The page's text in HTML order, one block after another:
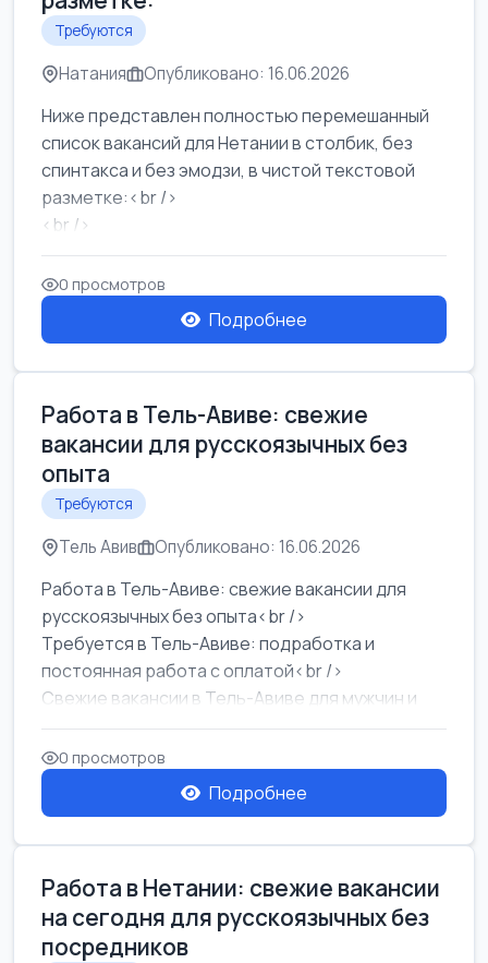
Требуются
Натания Опубликовано: 16.06.2026
Ниже представлен полностью перемешанный
список вакансий для Нетании в столбик, без
спинтакса и без эмодзи, в чистой текстовой
разметке:<br />
<br />
Работа в Нетании на мебельном производстве:
требу...
0 просмотров
Подробнее
Работа в Тель-Авиве: свежие
вакансии для русскоязычных без
опыта
Требуются
Тель Авив Опубликовано: 16.06.2026
Работа в Тель-Авиве: свежие вакансии для
русскоязычных без опыта<br />
Требуется в Тель-Авиве: подработка и
постоянная работа с оплатой<br />
Свежие вакансии в Тель-Авиве для мужчин и
женщин от хозя...
0 просмотров
Подробнее
Работа в Нетании: свежие вакансии
на сегодня для русскоязычных без
посредников